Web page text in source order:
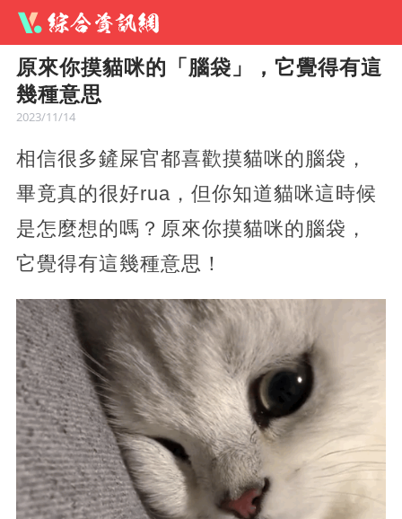
原來你摸貓咪的「腦袋」，它覺得有這
幾種意思
2023/11/14
相信很多鏟屎官都喜歡摸貓咪的腦袋，
畢竟真的很好rua，但你知道貓咪這時候
是怎麼想的嗎？原來你摸貓咪的腦袋，
它覺得有這幾種意思！